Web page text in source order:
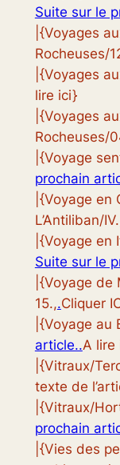
Suite sur le
|{Voyages
Rocheuses/
|{Voyages
lire ici}
|{Voyages
Rocheuses/
|{Voyage
prochain
|{Voyage en
L’Antiliban/
|{Voyage en
Suite sur le
|{Voyage de
15.,.Cliquer
|{Voyage au
article..A lire
|{Vitraux/
texte de
|{Vitraux/
prochain
|{Vies des